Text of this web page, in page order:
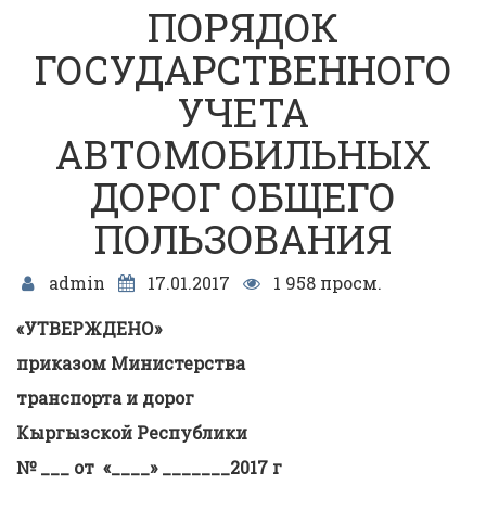
ПОРЯДОК
ГОСУДАРСТВЕННОГО
УЧЕТА
АВТОМОБИЛЬНЫХ
ДОРОГ ОБЩЕГО
ПОЛЬЗОВАНИЯ
admin 17.01.2017
1 958 просм.
«УТВЕРЖДЕНО»
приказом Министерства
транспорта и дорог
Кыргызской Республики
№ ___ от «____» _______2017 г